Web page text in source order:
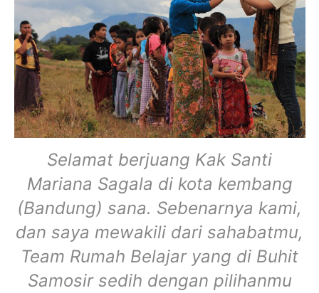
Selamat berjuang Kak Santi
Mariana Sagala di kota kembang
(Bandung) sana. Sebenarnya kami,
dan saya mewakili dari sahabatmu,
Team Rumah Belajar yang di Buhit
Samosir sedih dengan pilihanmu